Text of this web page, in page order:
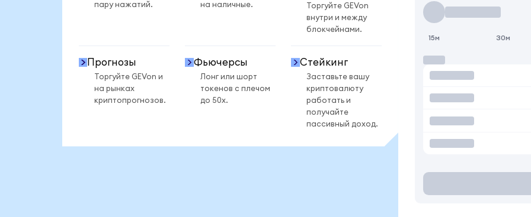
пару нажатий.
на наличные.
Торгуйте GEVon
внутри и между
блокчейнами.
Прогнозы
Торгуйте GEVon и
на рынках
криптопрогнозов.
Фьючерсы
Лонг или шорт
токенов с плечом
до 50x.
Стейкинг
Заставьте вашу
криптовалюту
работать и
получайте
пассивный доход.
15м 30м